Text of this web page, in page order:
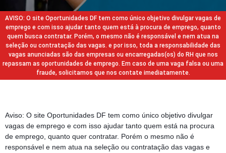
AVISO: O site Oportunidades DF tem como único objetivo divulgar vagas de
emprego e com isso ajudar tanto quem está à procura de emprego, quanto
quem busca contratar. Porém, o mesmo não é responsável e nem atua na
seleção ou contratação das vagas. e por isso, toda a responsabilidade das
vagas anunciadas são das empresas ou encarregadas(os) do RH que nos
repassam as oportunidades de emprego. Em caso de uma vaga falsa ou uma
fraude, solicitamos que nos contate imediatamente.
Aviso: O site Oportunidades DF tem como único objetivo divulgar
vagas de emprego e com isso ajudar tanto quem está na procura
de emprego, quanto quer contratar. Porém o mesmo não é
responsável e nem atua na seleção ou contratação das vagas e